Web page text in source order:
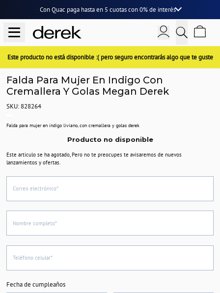
Con Quac paga hasta en 5 cuotascon0% de interés
Este producto no está disponible :( pero seguro encontrarás algo que te guste
Falda Para Mujer En Indigo Con
Cremallera Y Golas Megan Derek
SKU: 828264
Falda para mujer en indigo liviano, con cremallera y golas derek
Producto no disponible
Este articulo se ha agotado, Pero no te preocupes te avisaremos de nuevos
lanzamientos y ofertas.
Correo electrónico*
Nombre completo*
Teléfono celular*
Fecha de cumpleaños